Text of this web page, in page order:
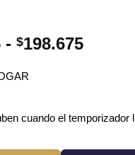
- $198.675Rango
hasta
cuando el temporizador